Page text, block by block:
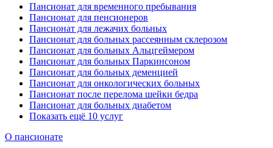
Пансионат для временного пребывания
Пансионат для пенсионеров
Пансионат для лежачих больных
Пансионат для больных рассеянным склерозом
Пансионат для больных Альцгеймером
Пансионат для больных Паркинсоном
Пансионат для больных деменцией
Пансионат для онкологических больных
Пансионат после перелома шейки бедра
Пансионат для больных диабетом
Показать ещё 10 услуг
О пансионате